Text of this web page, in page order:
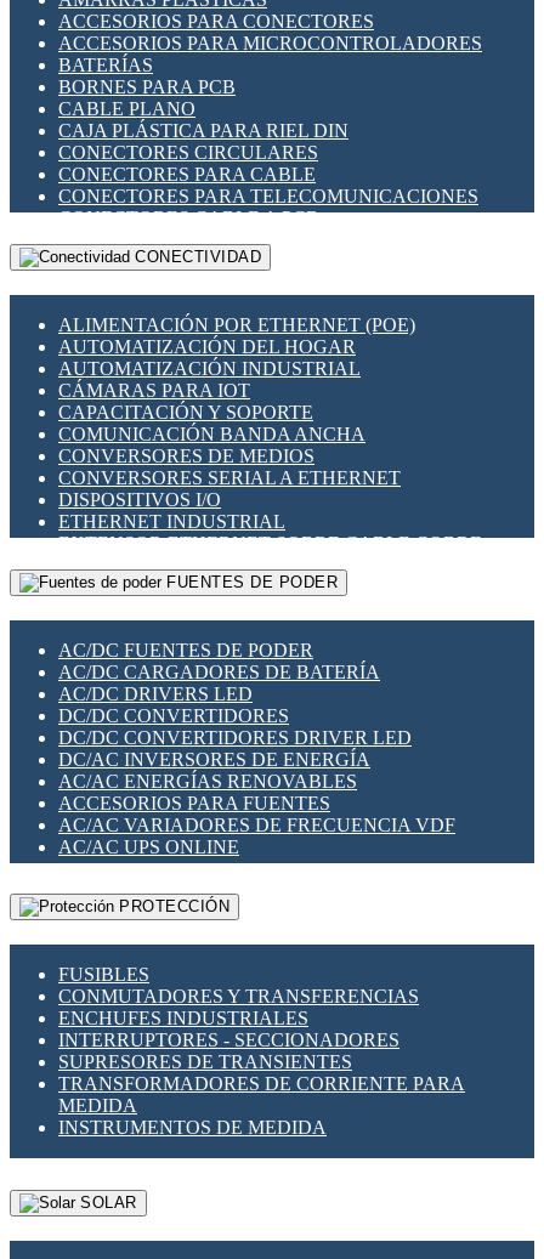
INDICADORES PARA PANEL
INTERFACES DE RELÉ
INTERRUPTORES FIN DE CARRERA
LLAVES CONMUTADORAS
MEDIDORES DE ENERGÍA Y TC'S DE CORRIENTE
MOTORES PASO A PASO
PANTALLAS HMI
PLC -CONTROLADORES LÓGICO PROGRAMABLES
PROGRAMADORES DE HORARIO
RELÉS DE PROTECCIÓN
SENSORES CAPACITIVOS
SENSORES INDUCTIVOS
TEMPORIZADORES
VARIACS
VARIADORES DE FRECUENCIA [VDF]
SECCIONADORES - INTERRUPTORES
MAQUINARIA
ACCESORIOS PARA CONECTORES
ACCESORIOS PARA MICROCONTROLADORES
BATERÍAS
BORNES PARA PCB
CABLE PLANO
CAJA PLÁSTICA PARA RIEL DIN
CONECTORES CIRCULARES
CONECTORES PARA CABLE
CONECTORES PARA TELECOMUNICACIONES
CONECTORES CABLE A PCB
CONECTORES PCB A CABLE
DIP SWITCHES
HERRAMIENTAS VARIAS
ILUMINACIÓN LED
INTERRUPTORES REED
INTERFACES DE RELÉ
OTROS RELÉS
PROTECCIÓN TÉRMICA
RELÉS AUTOMOTRICES
RELÉS DE SEÑAL
RELÉS DE ESTADO SÓLIDO SSR
RELÉS INDUSTRIALES
RELÉS MINIATURA DE POTENCIA
SENSORES MAGNÉTICOS
SWITCH Y MICROSWITCH
TARJETAS PI
UNIÓN Y DERIVACIÓN DE CABLE
CONECTIVIDAD
ALIMENTACIÓN POR ETHERNET (POE)
AUTOMATIZACIÓN DEL HOGAR
AUTOMATIZACIÓN INDUSTRIAL
CÁMARAS PARA IOT
CAPACITACIÓN Y SOPORTE
COMUNICACIÓN BANDA ANCHA
CONVERSORES DE MEDIOS
CONVERSORES SERIAL A ETHERNET
DISPOSITIVOS I/O
ETHERNET INDUSTRIAL
EXTENSOR ETHERNET SOBRE CABLE COBRE
GATEWAY LORAWAN
GESTIÓN DE REDES
PLACAS MODULARES IOT
SWITCHES Y REDES WIFI
SOLUCIONES IOT
SOLUCIONES LORAWAN
SOLUCIONES RED CELULAR
SEGURIDAD PARA REDES
SWITCHES LAN
TELEFONÍA IP (VOIP)
VIGILANCIA IP (CCTV)
MESHTASTIC
FUENTES DE PODER
AC/DC FUENTES DE PODER
AC/DC CARGADORES DE BATERÍA
AC/DC DRIVERS LED
DC/DC CONVERTIDORES
DC/DC CONVERTIDORES DRIVER LED
DC/AC INVERSORES DE ENERGÍA
AC/AC ENERGÍAS RENOVABLES
ACCESORIOS PARA FUENTES
AC/AC VARIADORES DE FRECUENCIA VDF
AC/AC UPS ONLINE
PROTECCIÓN
FUSIBLES
CONMUTADORES Y TRANSFERENCIAS
ENCHUFES INDUSTRIALES
INTERRUPTORES - SECCIONADORES
SUPRESORES DE TRANSIENTES
TRANSFORMADORES DE CORRIENTE PARA
MEDIDA
INSTRUMENTOS DE MEDIDA
SOLAR